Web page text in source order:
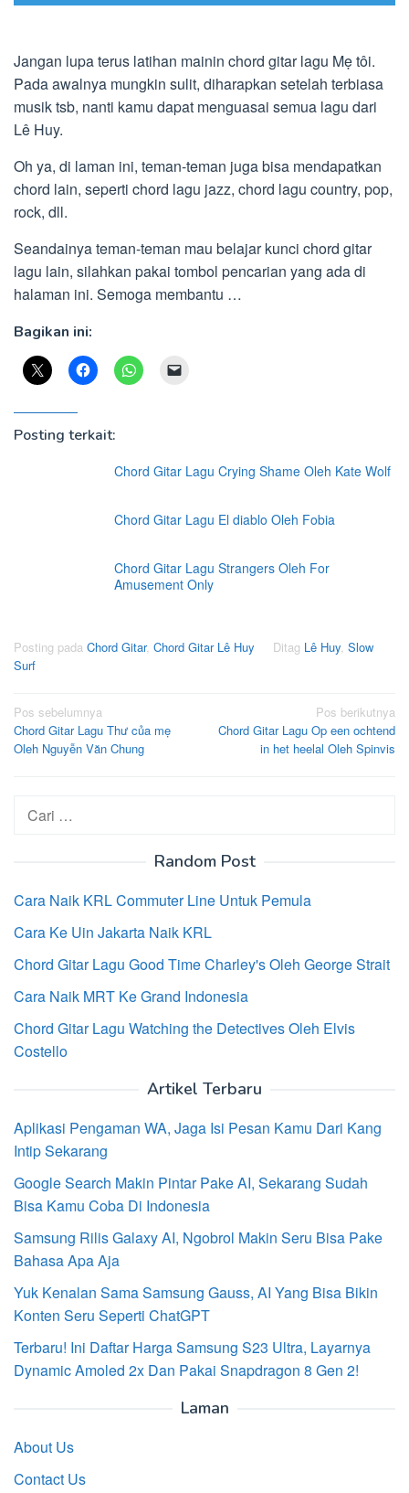
Jangan lupa terus latihan mainin chord gitar lagu Mẹ tôi.
Pada awalnya mungkin sulit, diharapkan setelah terbiasa
musik tsb, nanti kamu dapat menguasai semua lagu dari
Lê Huy.
Oh ya, di laman ini, teman-teman juga bisa mendapatkan
chord lain, seperti chord lagu jazz, chord lagu country, pop,
rock, dll.
Seandainya teman-teman mau belajar kunci chord gitar
lagu lain, silahkan pakai tombol pencarian yang ada di
halaman ini. Semoga membantu …
Bagikan ini:
Posting terkait:
Chord Gitar Lagu Crying Shame Oleh Kate Wolf
Chord Gitar Lagu El diablo Oleh Fobia
Chord Gitar Lagu Strangers Oleh For
Amusement Only
Posting pada Chord Gitar, Chord Gitar Lê Huy Ditag Lê Huy, Slow
Surf
Navigasi
pos
Pos sebelumnya
Chord Gitar Lagu Thư của mẹ
Oleh Nguyễn Văn Chung
Pos berikutnya
Chord Gitar Lagu Op een ochtend
in het heelal Oleh Spinvis
Cari
untuk:
Random Post
Cara Naik KRL Commuter Line Untuk Pemula
Cara Ke Uin Jakarta Naik KRL
Chord Gitar Lagu Good Time Charley's Oleh George Strait
Cara Naik MRT Ke Grand Indonesia
Chord Gitar Lagu Watching the Detectives Oleh Elvis
Costello
Artikel Terbaru
Aplikasi Pengaman WA, Jaga Isi Pesan Kamu Dari Kang
Intip Sekarang
Google Search Makin Pintar Pake AI, Sekarang Sudah
Bisa Kamu Coba Di Indonesia
Samsung Rilis Galaxy AI, Ngobrol Makin Seru Bisa Pake
Bahasa Apa Aja
Yuk Kenalan Sama Samsung Gauss, AI Yang Bisa Bikin
Konten Seru Seperti ChatGPT
Terbaru! Ini Daftar Harga Samsung S23 Ultra, Layarnya
Dynamic Amoled 2x Dan Pakai Snapdragon 8 Gen 2!
Laman
About Us
Contact Us